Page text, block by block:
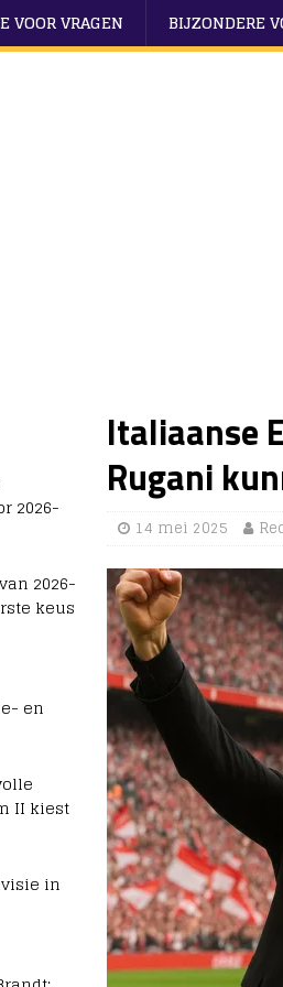
VOOR VRAGEN BIJZONDERE
Italiaanse
Rugani
14 mei 2025
2026-
2026-
keus
en
II kiest
in